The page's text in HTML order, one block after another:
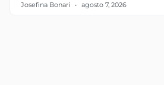
Josefina Bonari agosto 7, 2026